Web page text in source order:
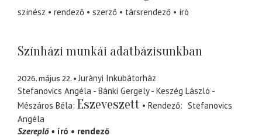
színész rendező szerző társrendező író
Színházi munkái adatbázisunkban
2026. május 22.
Jurányi Inkubátorház
Stefanovics Angéla - Bánki Gergely - Keszég László -
Mészáros Béla Eszeveszett Rendező
Stefanovics
Angéla
Szereplő
író rendező